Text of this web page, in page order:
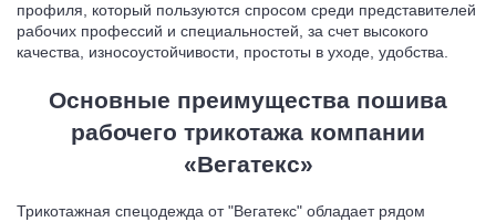
профиля, который пользуются спросом среди представителей
рабочих профессий и специальностей, за счет высокого
качества, износоустойчивости, простоты в уходе, удобства.
Основные преимущества пошива
рабочего трикотажа компании
«Вегатекс»
Трикотажная спецодежда от "Вегатекс" обладает рядом